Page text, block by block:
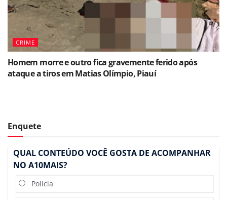
CRIME
Homem morre e outro fica gravemente ferido após
ataque a tiros em Matias Olímpio, Piauí
Enquete
QUAL CONTEÚDO VOCÊ GOSTA DE ACOMPANHAR
NO A10MAIS?
Polícia